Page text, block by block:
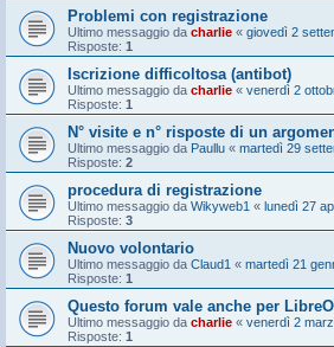
Problemi con registrazione
Ultimo messaggio da charlie « giovedì 2
Risposte: 1
Iscrizione difficoltosa (antibot)
Ultimo messaggio da charlie « venerdì 2
Risposte: 1
N° visite e n° risposte di un
Ultimo messaggio da Paullu « martedì 29
Risposte: 2
procedura di registrazione
Ultimo messaggio da Wikyweb1 « lunedì 27
Risposte: 3
Nuovo volontario
Ultimo messaggio da Claud1 « martedì 21
Risposte: 1
Questo forum vale anche per
Ultimo messaggio da charlie « venerdì 2
Risposte: 1